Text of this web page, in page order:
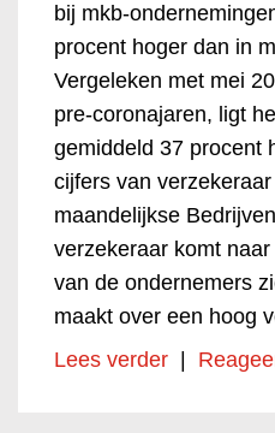
bij mkb-
procent hoger dan in
Vergeleken met mei
pre-coronajaren, ligt
gemiddeld 37 procent
cijfers van
maandelijkse
verzekeraar komt
van de ondernemers
maakt over een hoog
Lees verder